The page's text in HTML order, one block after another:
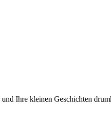
Ihre kleinen Geschichten